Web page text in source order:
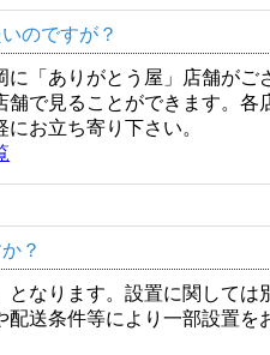
のですが？
に「ありがとう屋」店舗が
舗で見ることができます。
お立ち寄り下さい。
？
となります。設置に関して
配送条件等により一部設置